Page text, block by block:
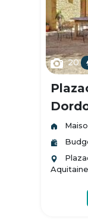
20
Aquitaine